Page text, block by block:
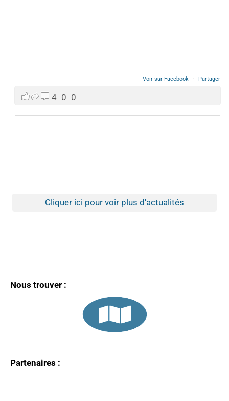
Voir sur Facebook · Partager
4 0 0
Cliquer ici pour voir plus d'actualités
Nous trouver :
Partenaires :